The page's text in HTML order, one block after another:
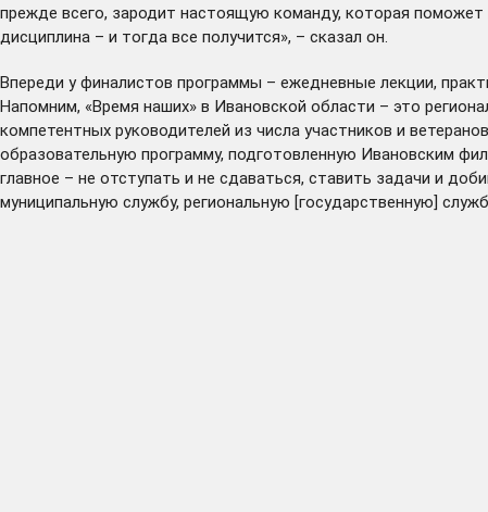
прежде всего, зародит настоящую команду, которая
дисциплина – и тогда все получится», – сказал он.
Впереди у финалистов программы – ежедневные лекции,
Напомним, «Время наших» в Ивановской области – это
компетентных руководителей из числа участников и
образовательную программу, подготовленную Ивановским
главное – не отступать и не сдаваться, ставить задачи и
муниципальную службу, региональную [государственную]